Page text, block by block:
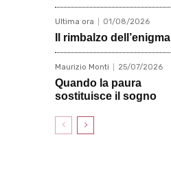
Ultima ora 01/08/2026
Il rimbalzo dell’enigma
Maurizio Monti 25/07/2026
Quando la paura
sostituisce il sogno